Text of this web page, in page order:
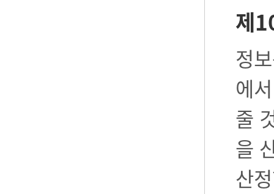
제
정
에
줄
을
산